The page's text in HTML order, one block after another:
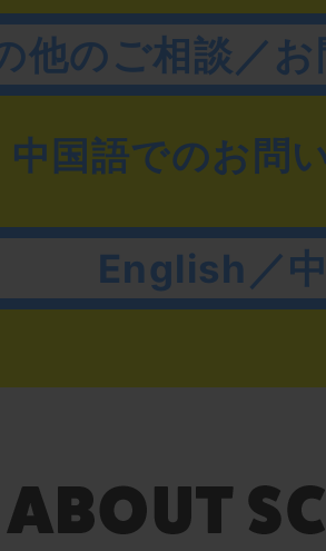
他のご相談／
国語でのお問
English／